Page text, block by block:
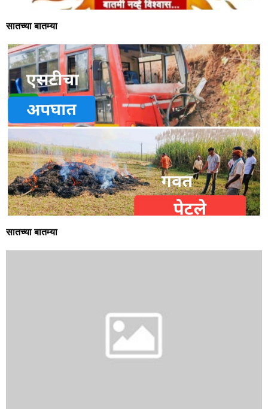
सातच्या बातम्या
सातच्या बातम्या